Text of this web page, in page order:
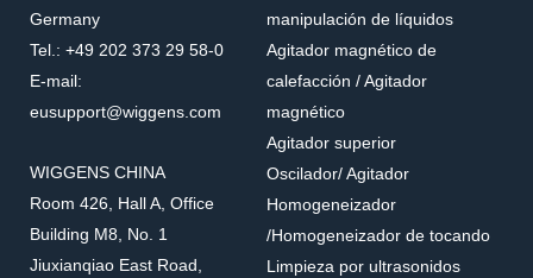
Germany
Tel.: +49 202 373 29 58-0
E-mail:
eusupport@wiggens.com
WIGGENS CHINA
Room 426, Hall A, Office
Building M8, No. 1
Jiuxianqiao East Road,
manipulación de líquidos
Agitador magnético de
calefacción / Agitador
magnético
Agitador superior
Oscilador/ Agitador
Homogeneizador
/Homogeneizador de tocando
Limpieza por ultrasonidos